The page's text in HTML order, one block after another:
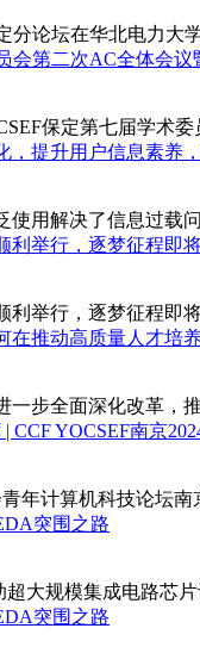
分论坛在华北电力大
会第二次AC全体会议
保定第七届学术
，提升用户信息素养
使用解决了信息过载
利举行，逐梦征程即
利举行，逐梦征程即
在推动高质量人才培
一步全面深化改革，
YOCSEF南京
年计算机科技论坛南
突围之路
大规模集成电路芯
突围之路